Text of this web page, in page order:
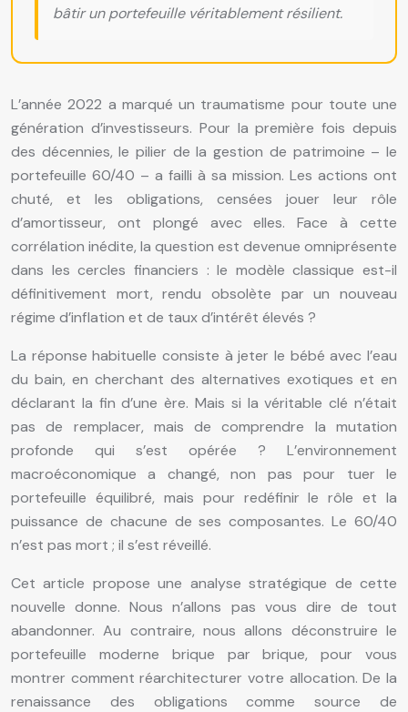
bâtir un portefeuille véritablement résilient.
L’année 2022 a marqué un traumatisme pour toute une
génération d’investisseurs. Pour la première fois depuis
des décennies, le pilier de la gestion de patrimoine – le
portefeuille 60/40 – a failli à sa mission. Les actions ont
chuté, et les obligations, censées jouer leur rôle
d’amortisseur, ont plongé avec elles. Face à cette
corrélation inédite, la question est devenue omniprésente
dans les cercles financiers : le modèle classique est-il
définitivement mort, rendu obsolète par un nouveau
régime d’inflation et de taux d’intérêt élevés ?
La réponse habituelle consiste à jeter le bébé avec l’eau
du bain, en cherchant des alternatives exotiques et en
déclarant la fin d’une ère. Mais si la véritable clé n’était
pas de remplacer, mais de comprendre la mutation
profonde qui s’est opérée ? L’environnement
macroéconomique a changé, non pas pour tuer le
portefeuille équilibré, mais pour redéfinir le rôle et la
puissance de chacune de ses composantes. Le 60/40
n’est pas mort ; il s’est réveillé.
Cet article propose une analyse stratégique de cette
nouvelle donne. Nous n’allons pas vous dire de tout
abandonner. Au contraire, nous allons déconstruire le
portefeuille moderne brique par brique, pour vous
montrer comment réarchitecturer votre allocation. De la
renaissance des obligations comme source de